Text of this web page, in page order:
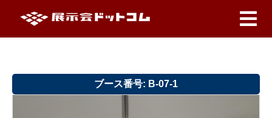
ブース番号: B-07-1